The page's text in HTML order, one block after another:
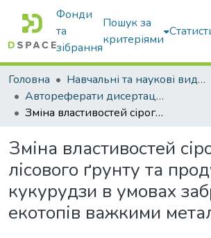
Фонди
та
зібрання
Пошук за
критеріями
Головна
Навчальні та наукові видання
Автореферати дисертацій та дисертації
Зміна властивостей сірого лісового ґрунту та продуктивність кукурудзи в умовах забруднення екотопів важкими металами
Зміна властивостей
лісового ґрунту та
кукурудзи в умовах
екотопів важкими